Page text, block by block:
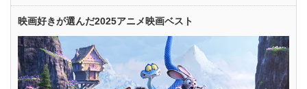
映画好きが選んだ2025アニメ映画ベスト